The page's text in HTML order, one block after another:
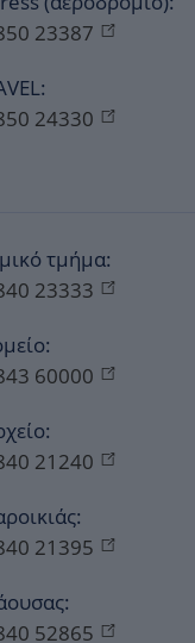
23387
+30 22850 24330
τμήμα:
23333
60000
21240
21395
52865